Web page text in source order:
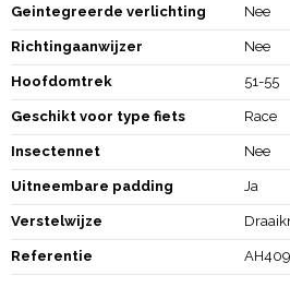
Geintegreerde verlichting Nee
Richtingaanwijzer Nee
Hoofdomtrek 51-55
Geschikt voor type fiets Race
Insectennet Nee
Uitneembare padding Ja
Verstelwijze
Referentie